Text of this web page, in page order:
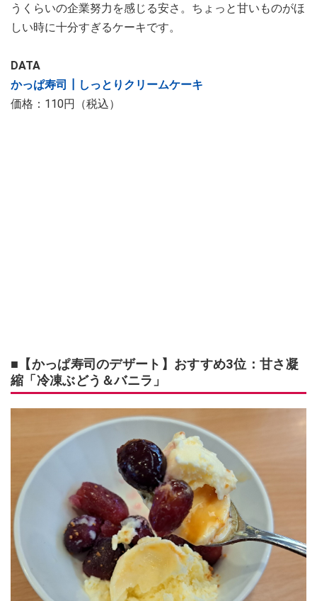
うくらいの企業努力を感じる安さ。ちょっと甘いものがほ
しい時に十分すぎるケーキです。
DATA
かっぱ寿司┃しっとりクリームケーキ
価格：110円（税込）
■【かっぱ寿司のデザート】おすすめ3位：甘さ凝
縮「冷凍ぶどう＆バニラ」